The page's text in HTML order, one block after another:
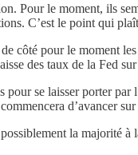
Pour le moment, ils
C’est le point qui
côté pour le moment
des taux de la Fed sur
pour se laisser porter
d’avancer sur
la majorité